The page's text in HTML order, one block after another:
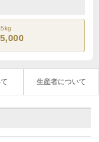
生産者について